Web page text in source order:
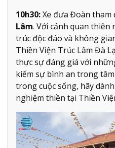
10h30:Xe đưa Đoàn tham
Lâm. Với cảnh quan thiên
trúc độc đáo và không
Thiền Viện Trúc Lâm Đà
thực sự đáng giá với
kiếm sự bình an trong
trong cuộc sống, hãy
nghiệm thiền tại Thiền